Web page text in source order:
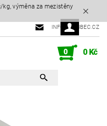
výměna za mezistěny
INFO@TRUBEC.CZ
0 0 Kč